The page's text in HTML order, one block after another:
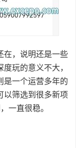
在，说明还是一些
玩的意义不大，
是一个运营多年的
以筛选到很多新项
一直很稳。